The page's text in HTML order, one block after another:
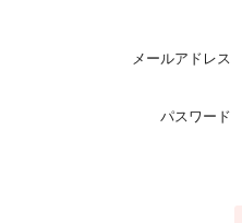
メールアドレス
パスワード